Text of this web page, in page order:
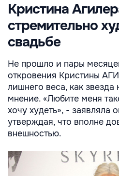
Кристина
стремительно
свадьбе
Не прошло и пары
откровения Кристины
лишнего веса, как
мнение. «Любите меня
хочу худеть», - заявляла
утверждая, что вполне
внешностью.